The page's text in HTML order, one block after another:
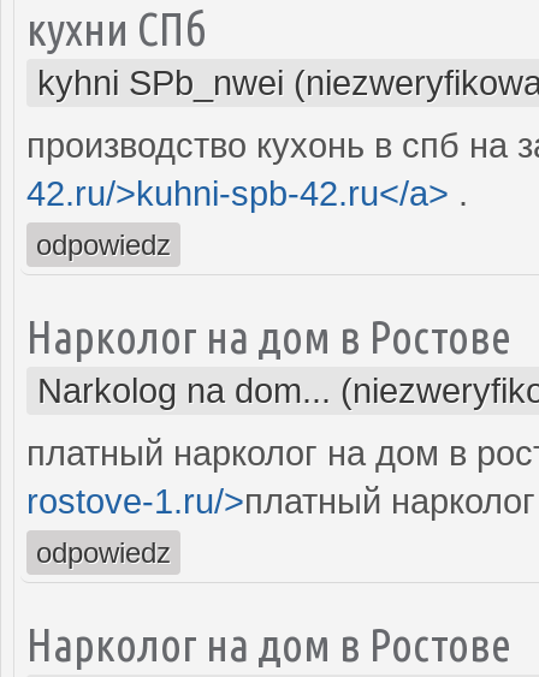
кухни СПб
kyhni SPb_nwei
производство кухонь в спб на
42.ru/>kuhni-spb-42.ru</a> .
odpowiedz
Нарколог на дом в Ростове
Narkolog na dom...
платный нарколог на дом в
rostove-1.ru/>платный
odpowiedz
Нарколог на дом в Ростове